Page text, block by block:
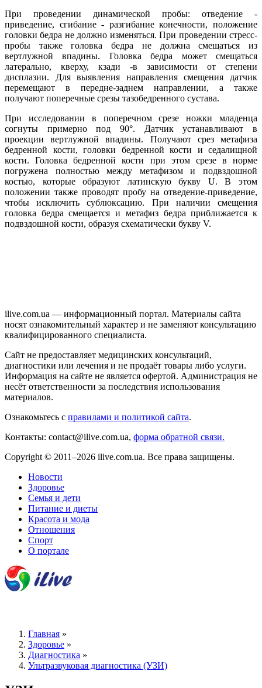
При проведении динамической пробы: отведение -
приведение, сгибание - разгибание конечности, положение
головки бедра не должно изменяться. При проведении стресс-
пробы также головка бедра не должна смещаться из
вертлужной впадины. Головка бедра может смещаться
латерально, кверху, кзади -в зависимости от степени
дисплазии. Для выявления направления смещения датчик
перемещают в передне-заднем направлении, а также
получают поперечные срезы тазобедренного сустава.
При исследовании в поперечном срезе ножки младенца
согнуты примерно под 90°. Датчик устанавливают в
проекции вертлужной впадины. Получают срез метафиза
бедренной кости, головки бедренной кости и седалищной
кости. Головка бедренной кости при этом срезе в норме
погружена полностью между метафизом и подвздошной
костью, которые образуют латинскую букву U. В этом
положении также проводят пробу на отведение-приведение,
чтобы исключить сублюксацию. При наличии смещения
головка бедра смещается и метафиз бедра приближается к
подвздошной кости, образуя схематически букву V.
ilive.com.ua — информационный портал. Материалы сайта
носят ознакомительный характер и не заменяют консультацию
квалифицированного специалиста.
Сайт не предоставляет медицинских консультаций,
диагностики или лечения и не продаёт товары либо услуги.
Информация на сайте не является офертой. Администрация не
несёт ответственности за последствия использования
материалов.
Ознакомьтесь с правилами и политикой сайта.
Контакты: contact@ilive.com.ua, форма обратной связи.
Copyright © 2011–2026 ilive.com.ua. Все права защищены.
Новости
Здоровье
Семья и дети
Питание и диеты
Красота и мода
Отношения
Спорт
О портале
Главная »
Здоровье »
Диагностика »
Ультразвуковая диагностика (УЗИ)